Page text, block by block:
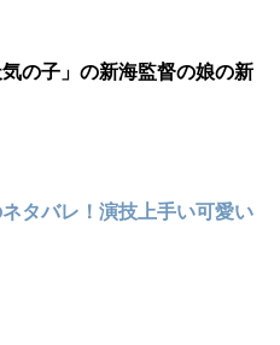
の子」の新海監督の娘の新
タバレ！演技上手い可愛い